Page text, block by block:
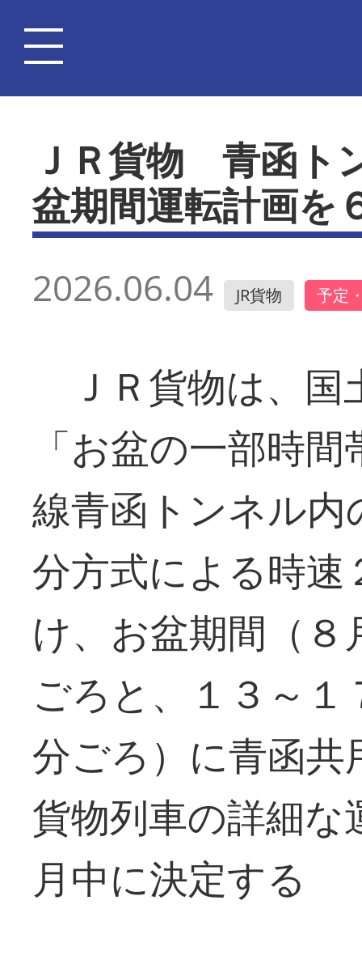
ＪＲ貨物 青函ト
盆期間運転計画を
2026.06.04 JR貨物 予定
ＪＲ貨物は、国
「お盆の一部時
線青函トンネル内
分方式による時速
け、お盆期間（
ごろと、１３～
分ごろ）に青函
貨物列車の詳細
月中に決定する